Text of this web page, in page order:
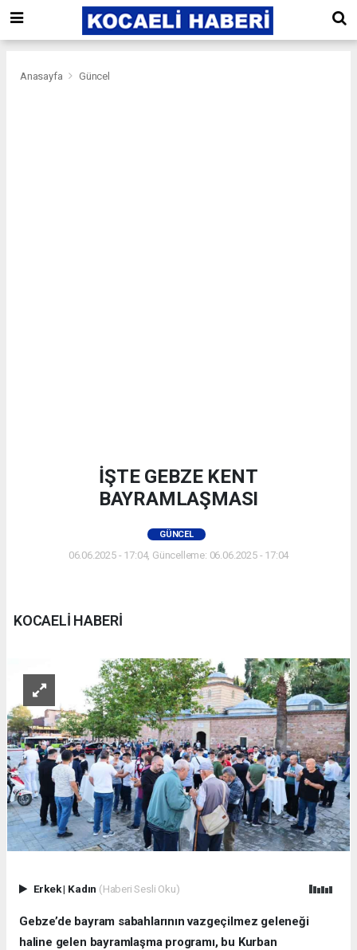
Anasayfa Güncel
İŞTE GEBZE KENT
BAYRAMLAŞMASI
GÜNCEL
06.06.2025 - 17:04, Güncelleme: 06.06.2025 - 17:04
KOCAELİ HABERİ
Erkek| Kadın (Haberi Sesli Oku)
Gebze’de bayram sabahlarının vazgeçilmez geleneği
haline gelen bayramlaşma programı, bu Kurban